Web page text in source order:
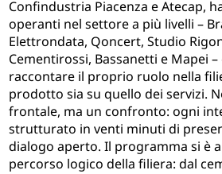
Confindustria Piacenza e Atecap,
operanti nel settore a più livelli –
Elettrondata, Qoncert, Studio
Cementirossi, Bassanetti e Mapei
raccontare il proprio ruolo nella
prodotto sia su quello dei servizi.
frontale, ma un confronto: ogni
strutturato in venti minuti di
dialogo aperto. Il programma si è
percorso logico della filiera: dal